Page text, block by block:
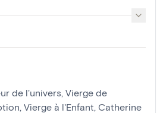
de l'univers Vierge de
Vierge à l'Enfant Catherine